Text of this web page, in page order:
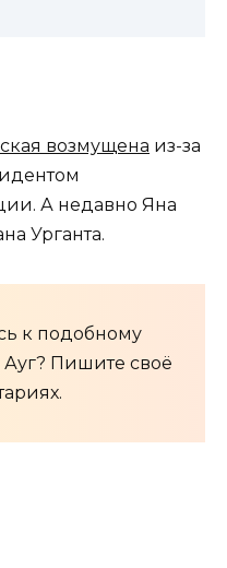
возмущена из-за
А недавно Яна
Урганта.
к подобному
Пишите своё